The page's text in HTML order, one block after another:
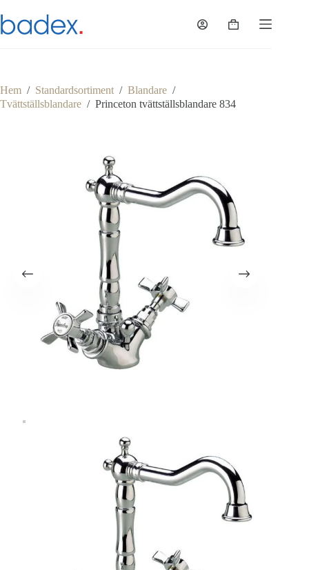
till
innehåll
Varukorg
Hem / Standardsortiment / Blandare /
Tvättställsblandare / Princeton tvättställsblandare 834